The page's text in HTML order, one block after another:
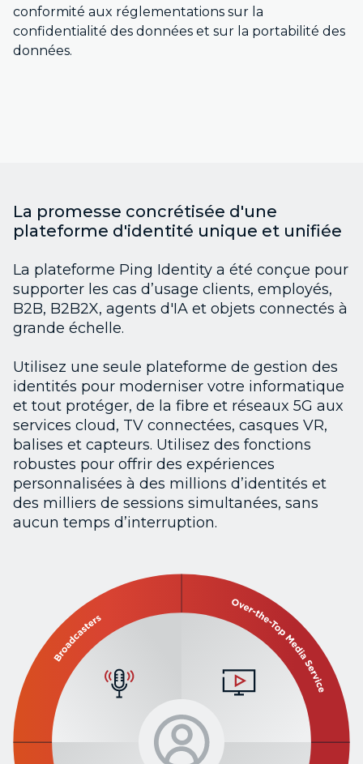
conformité aux réglementations sur la
confidentialité des données et sur la portabilité des
données.
La promesse concrétisée d'une
plateforme d'identité unique et unifiée
La plateforme Ping Identity a été conçue pour
supporter les cas d’usage clients, employés,
B2B, B2B2X, agents d'IA et objets connectés à
grande échelle.
Utilisez une seule plateforme de gestion des
identités pour moderniser votre informatique
et tout protéger, de la fibre et réseaux 5G aux
services cloud, TV connectées, casques VR,
balises et capteurs. Utilisez des fonctions
robustes pour offrir des expériences
personnalisées à des millions d’identités et
des milliers de sessions simultanées, sans
aucun temps d’interruption.